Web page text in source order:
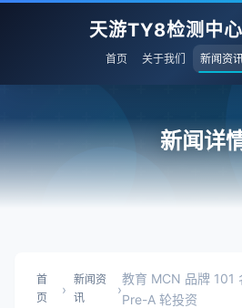
天游TY8检测中
首页 关于我们 新闻资
新闻详
首
页
›
新闻资
讯
›
教育 MCN 品牌 101
Pre-A 轮投资